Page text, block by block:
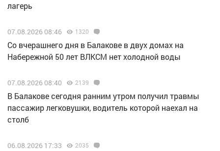
лагерь
07.08.2026 08:46 1320
Со вчерашнего дня в Балакове в двух домах на
Набережной 50 лет ВЛКСМ нет холодной воды
07.08.2026 08:40 2139
В Балакове сегодня ранним утром получил травмы
пассажир легковушки, водитель которой наехал на
столб
06.08.2026 17:33 2035